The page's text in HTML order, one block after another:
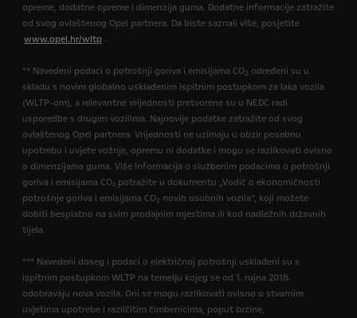
opreme, dodatne opreme i dimenzija guma. Dodatne informacije zatražite
od svog ovlaštenog Opel partnera. Da biste saznali više, posjetite
www.opel.hr/wltp .
** Navedeni podaci o potrošnji goriva i emisijama CO2 određeni su u
skladu s novim globalno usklađenim ispitnim postupkom za laka vozila
(WLTP-om), a relevantne vrijednosti pretvorene su u NEDC radi
usporedbe s drugim vozilima. Najnovije podatke zatražite od svog
ovlaštenog Opel partnera. Vrijednosti ne uzimaju u obzir posebnu
upotrebu i uvjete vožnje, opremu ni dodatke i mogu se razlikovati ovisno
o dimenzijama guma. Više informacija o službenim podacima o potrošnji
goriva i emisijama CO₂ potražite u dokumentu „Vodič o ekonomičnosti
potrošnje goriva i emisijama CO2 novih osobnih vozila”, koji možete
dobiti besplatno na svim prodajnim mjestima ili kod nadležnih državnih
tijela.
*** Navedeni doseg i podaci o električnoj potrošnji usklađeni su s
ispitnim postupkom WLTP na temelju kojeg se od 1. rujna 2018.
odobravaju nova vozila. Oni se mogu razlikovati ovisno o stvarnim
uvjetima upotrebe i različitim čimbenicima, poput brzine,